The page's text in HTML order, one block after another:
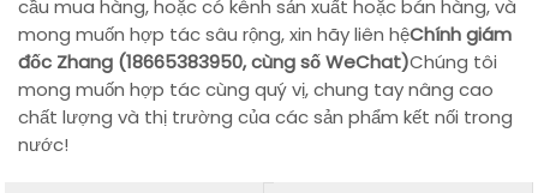
cầu mua hàng, hoặc có kênh sản xuất hoặc bán hàng, và
mong muốn hợp tác sâu rộng, xin hãy liên hệChính giám
đốc Zhang (18665383950, cùng số WeChat)Chúng tôi
mong muốn hợp tác cùng quý vị, chung tay nâng cao
chất lượng và thị trường của các sản phẩm kết nối trong
nước!